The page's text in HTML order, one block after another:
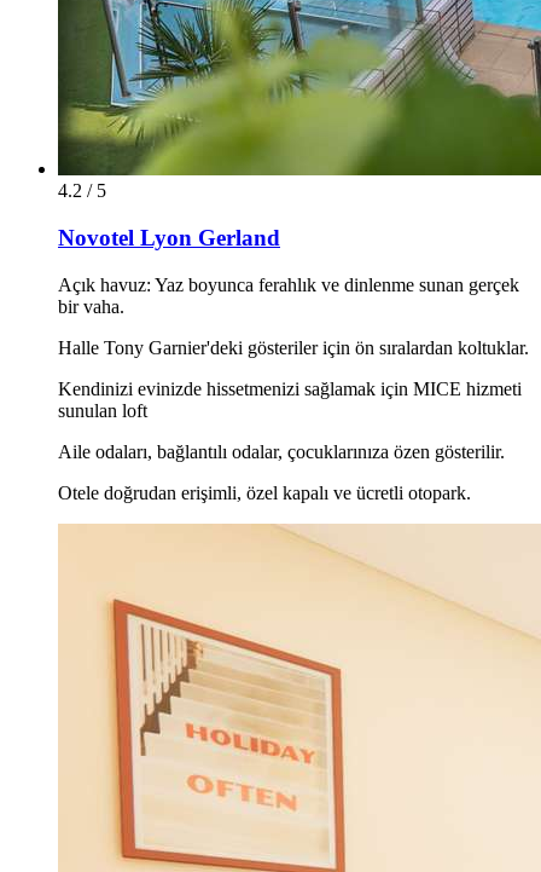
4.2 / 5
Novotel Lyon Gerland
Açık havuz: Yaz boyunca ferahlık ve dinlenme sunan gerçek
bir vaha.
Halle Tony Garnier'deki gösteriler için ön sıralardan koltuklar.
Kendinizi evinizde hissetmenizi sağlamak için MICE hizmeti
sunulan loft
Aile odaları, bağlantılı odalar, çocuklarınıza özen gösterilir.
Otele doğrudan erişimli, özel kapalı ve ücretli otopark.